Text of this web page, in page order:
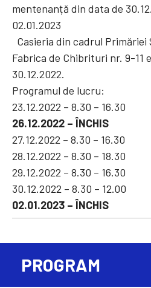
mentenanță din data de
02.01.2023
Casieria din cadrul
Fabrica de Chibrituri nr. 9-11
30.12.2022.
Programul de lucru:
23.12.2022 – 8.30 – 16.30
26.12.2022 – ÎNCHIS
27.12.2022 – 8.30 – 16.30
28.12.2022 – 8.30 – 18.30
29.12.2022 – 8.30 – 16.30
30.12.2022 – 8.30 – 12.00
02.01.2023 – ÎNCHIS
PROGRAM